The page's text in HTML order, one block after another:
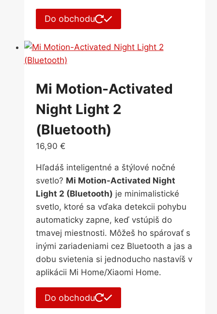
Do obchodu
Mi Motion-Activated
Night Light 2
(Bluetooth)
16,90 €
Hľadáš inteligentné a štýlové nočné
svetlo? Mi Motion-Activated Night
Light 2 (Bluetooth) je minimalistické
svetlo, ktoré sa vďaka detekcii pohybu
automaticky zapne, keď vstúpiš do
tmavej miestnosti. Môžeš ho spárovať s
inými zariadeniami cez Bluetooth a jas a
dobu svietenia si jednoducho nastavíš v
aplikácii Mi Home/Xiaomi Home.
Do obchodu